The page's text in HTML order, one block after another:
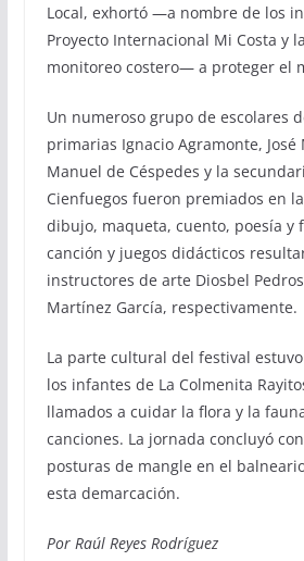
Local, exhortó —a nombre de los
Proyecto Internacional Mi Costa y
monitoreo costero— a proteger el
Un numeroso grupo de escolares
primarias Ignacio Agramonte, José
Manuel de Céspedes y la
Cienfuegos fueron premiados en
dibujo, maqueta, cuento, poesía y
canción y juegos didácticos
instructores de arte Diosbel
Martínez García, respectivamente.
La parte cultural del festival
los infantes de La Colmenita
llamados a cuidar la flora y la
canciones. La jornada concluyó
posturas de mangle en el
esta demarcación.
Por Raúl Reyes Rodríguez